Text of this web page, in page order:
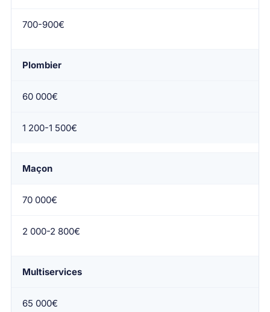
700-900€
Plombier
60 000€
1 200-1 500€
Maçon
70 000€
2 000-2 800€
Multiservices
65 000€